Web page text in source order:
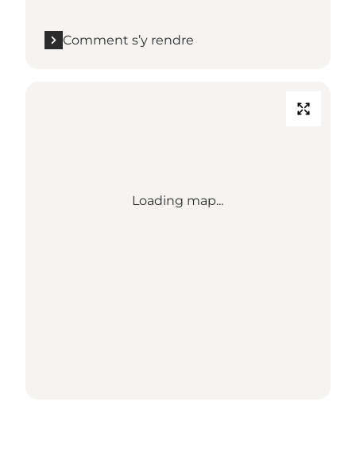
Comment s’y rendre
Loading map...